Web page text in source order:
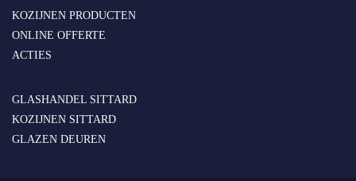
KOZIJNEN PRODUCTEN
ONLINE OFFERTE
ACTIES
GLASHANDEL SITTARD
KOZIJNEN SITTARD
GLAZEN DEUREN